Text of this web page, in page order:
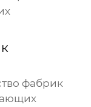
фабрик